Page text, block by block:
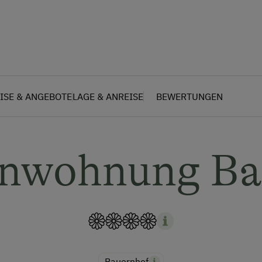
& ANGEBOTELAGE & ANREISE BEWERTUNGEN